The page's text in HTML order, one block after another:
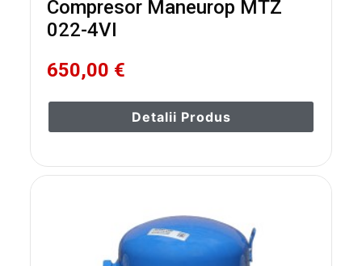
Compresor Maneurop MTZ
022-4VI
650,00 €
Detalii Produs